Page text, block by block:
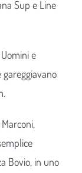
Sup e Line
e
Bovio, in uno